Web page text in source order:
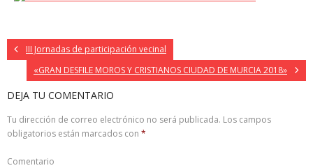
III Jornadas de participación vecinal
«GRAN DESFILE MOROS Y CRISTIANOS CIUDAD DE MURCIA 2018»
DEJA TU COMENTARIO
Tu dirección de correo electrónico no será publicada. Los campos
obligatorios están marcados con *
Comentario